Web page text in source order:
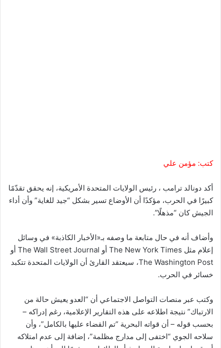
كتب: مؤمن علي
أكد دونالد ترامب ، رئيس الولايات المتحدة الأمريكية، إنه يحقق تقدّمًا
كبيرًا في الحرب، مؤكدًا أن الأوضاع تسير بشكل “جيد للغاية” وأن أداء
الجيش كان “مذهلًا”.
وأضاف أنه في حال متابعة ما وصفه بـ«الأخبار الكاذبة» في وسائل
إعلام مثل The New York Times أو The Wall Street Journal أو
The Washington Post، سيعتقد القارئ أن الولايات المتحدة تتكبد
خسائر في الحرب.
وكتب عبر منصات التواصل الاجتماعي أن “العدو يعيش حالة من
الارتباك” نتيجة اطلاعه على هذه التقارير الإعلامية، رغم إدراكه –
بحسب قوله – أن قواته البحرية “تم القضاء عليها بالكامل”، وأن
سلاحه الجوي “اختفى إلى مدارج مظلمة”، إضافة إلى عدم امتلاكه